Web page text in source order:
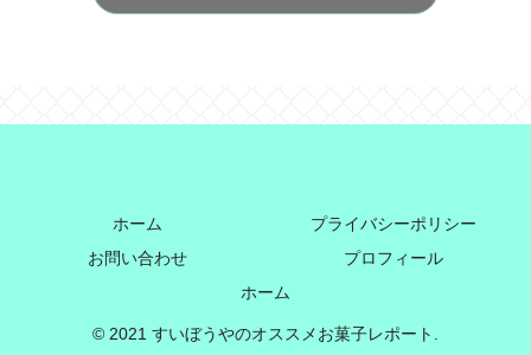
ホーム
プライバシーポリシー
お問い合わせ
プロフィール
ホーム
© 2021 すいぼうやのオススメお菓子レポート.